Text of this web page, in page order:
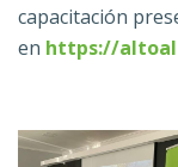
capacitación
en https://